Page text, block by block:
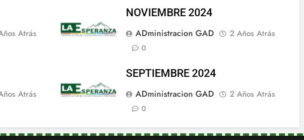
Atrás
NOVIEMBRE 2024
ADministracion GAD
2 Años Atrás
0
Atrás
SEPTIEMBRE 2024
ADministracion GAD
2 Años Atrás
0